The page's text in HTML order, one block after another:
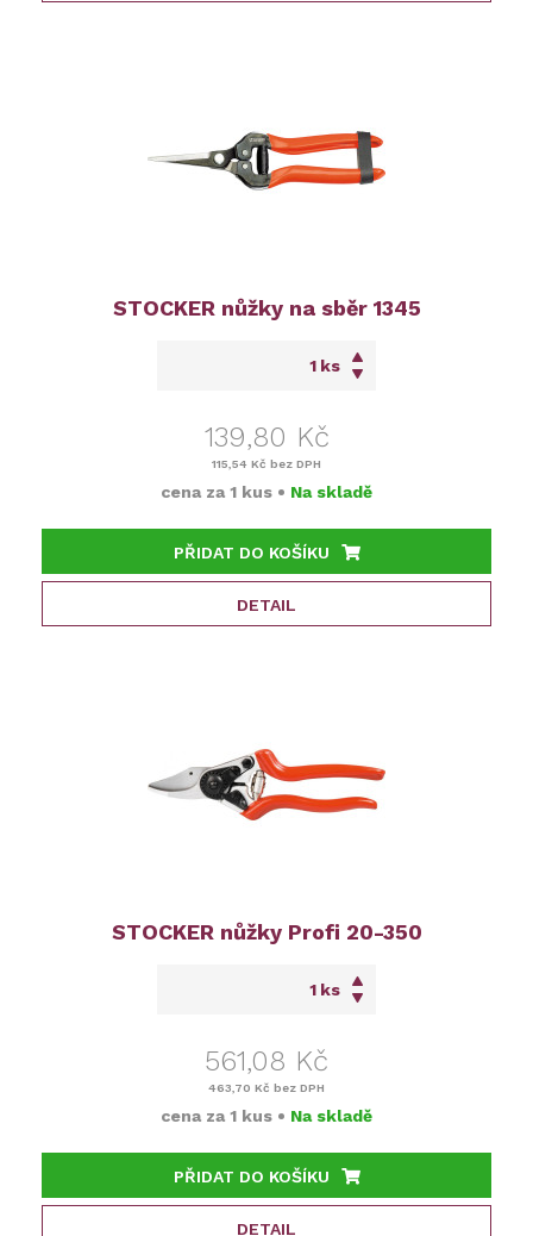
STOCKER nůžky na sběr 1345
ks
139,80 Kč
115,54 Kč bez DPH
cena za 1 kus • Na skladě
PŘIDAT DO KOŠÍKU
DETAIL
STOCKER nůžky Profi 20-350
ks
561,08 Kč
463,70 Kč bez DPH
cena za 1 kus • Na skladě
PŘIDAT DO KOŠÍKU
DETAIL